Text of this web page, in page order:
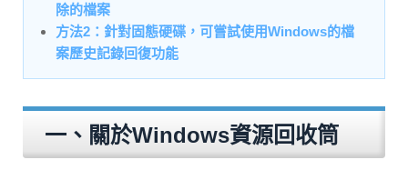
除的檔案
方法2：針對固態硬碟，可嘗試使用Windows的檔
案歷史記錄回復功能
一、關於Windows資源回收筒